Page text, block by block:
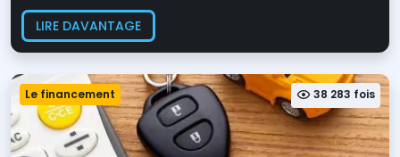
LIRE DAVANTAGE
Le financement 38 283 fois